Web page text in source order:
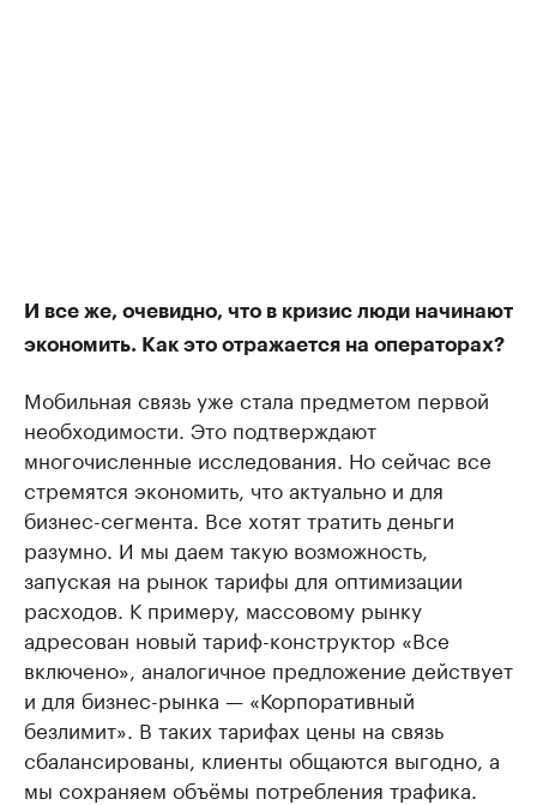
И все же, очевидно, что в кризис люди начинают
экономить. Как это отражается на операторах?
Мобильная связь уже стала предметом первой
необходимости. Это подтверждают
многочисленные исследования. Но сейчас все
стремятся экономить, что актуально и для
бизнес-сегмента. Все хотят тратить деньги
разумно. И мы даем такую возможность,
запуская на рынок тарифы для оптимизации
расходов. К примеру, массовому рынку
адресован новый тариф-конструктор «Все
включено», аналогичное предложение действует
и для бизнес-рынка — «Корпоративный
безлимит». В таких тарифах цены на связь
сбалансированы, клиенты общаются выгодно, а
мы сохраняем объёмы потребления трафика.